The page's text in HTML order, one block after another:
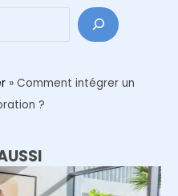
» Comment intégrer un
?